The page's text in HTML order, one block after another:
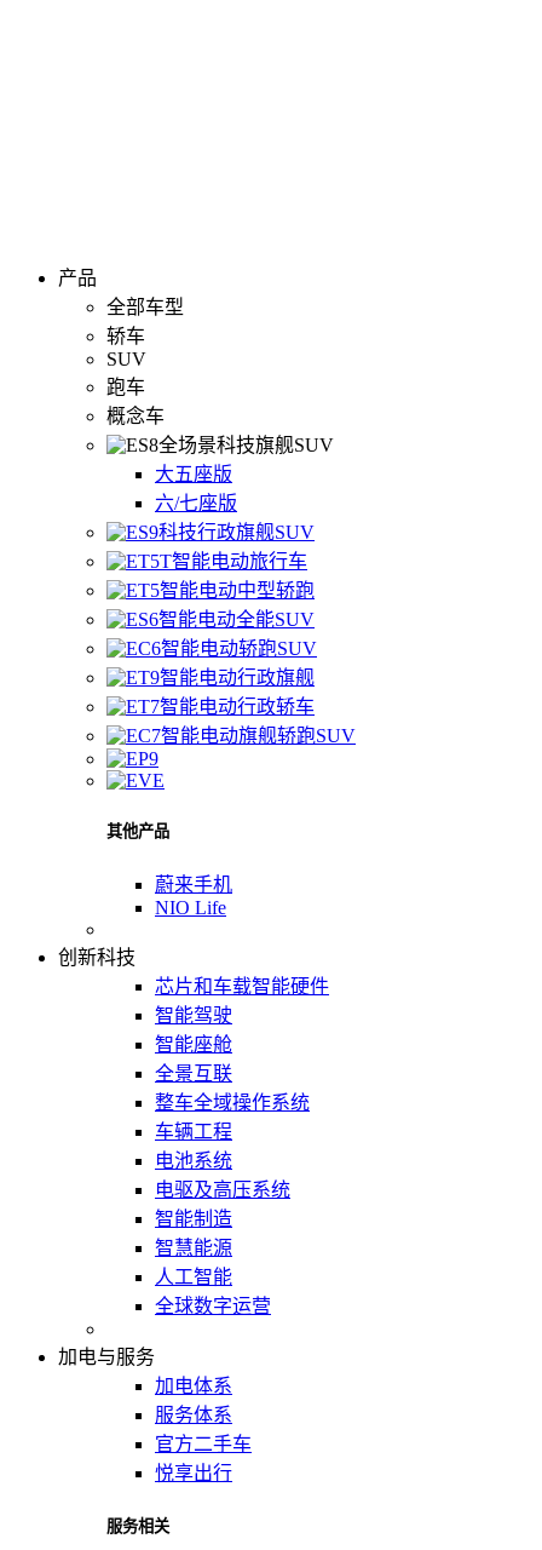
产品
全部车型
轿车
SUV
跑车
概念车
全场景科技旗舰SUV
大五座版
六/七座版
科技行政旗舰SUV
智能电动旅行车
智能电动中型轿跑
智能电动全能SUV
智能电动轿跑SUV
智能电动行政旗舰
智能电动行政轿车
智能电动旗舰轿跑SUV
其他产品
蔚来手机
NIO Life
创新科技
芯片和车载智能硬件
智能驾驶
智能座舱
全景互联
整车全域操作系统
车辆工程
电池系统
电驱及高压系统
智能制造
智慧能源
人工智能
全球数字运营
加电与服务
加电体系
服务体系
官方二手车
悦享出行
服务相关